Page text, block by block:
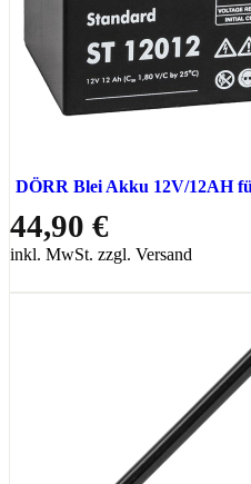
DÖRR Blei Akku 12V/12AH
44,90 €
inkl. MwSt. zzgl. Versand